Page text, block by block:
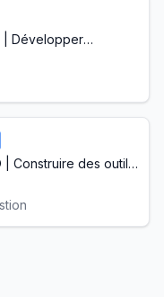
| Développer
avenir durable
Construire des outils
pour la